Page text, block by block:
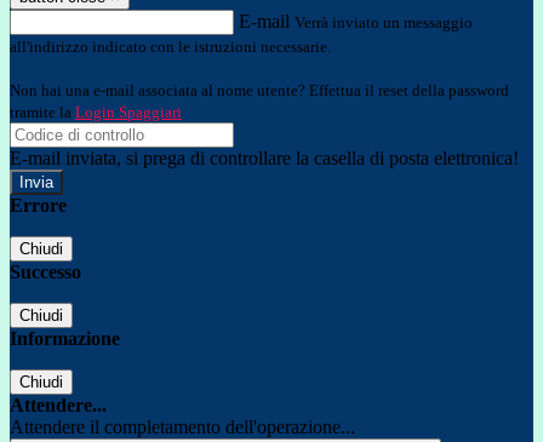
E-mail Verrà inviato un messaggio
all'indirizzo indicato con le istruzioni necessarie.
Non hai una e-mail associata al nome utente? Effettua il reset della password
tramite la Login Spaggiari
E-mail inviata, si prega di controllare la casella di posta elettronica!
Errore
Chiudi
Successo
Chiudi
Informazione
Chiudi
Attendere...
Attendere il completamento dell'operazione...